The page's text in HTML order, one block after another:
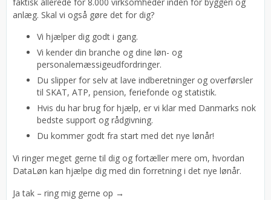
anlæg. Skal vi også gøre det for dig?
Vi hjælper dig godt i gang.
Vi kender din branche og dine løn- og
personalemæssigeudfordringer.
Du slipper for selv at lave indberetninger og overførsler
til SKAT, ATP, pension, feriefonde og statistik.
Hvis du har brug for hjælp, er vi klar med Danmarks nok
bedste support og rådgivning.
Du kommer godt fra start med det nye lønår!
Vi ringer meget gerne til dig og fortæller mere om, hvordan
DataLøn kan hjælpe dig med din forretning i det nye lønår.
Ja tak – ring mig gerne op →